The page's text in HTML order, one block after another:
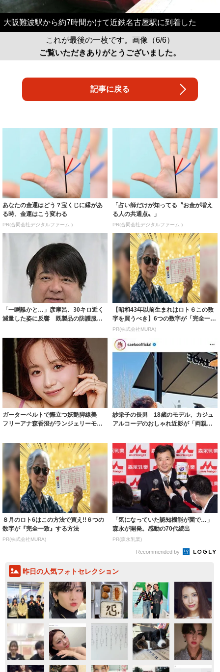
大阪難波駅から約7時間かけて近鉄名古屋駅に到着した
これが最後の一枚です。画像（6/6）
ご覧いただきありがとうございました。
記事に戻る
あなたの金運はどう？宝くじに縁があ
る時、金運はこう変わる
PR(合同会社デジタルファーム )
「占い師だけが知ってる〝お金が増え
る人の共通点〟」
PR(合同会社デジタルファーム )
「一瞬誰かと…」彦摩呂、30キロ近く
減量した姿に反響 既製品の防護服が
【昭和43年以前生まれはロト６この数
字を買うべき】6つの数字が「完全一
致」する方...
PR(株式会社MURA)
ガーターベルトで際立つ妖艶脚線美
フリーアナ森香澄がランジェリーモデ
紗栄子の長男 18歳のモデル、カジュ
アルコーデのおしゃれ近影が「両親の
８月のロト6はこの方法で買え!!６つの
数字が『完全一致』する方法
PR(株式会社MURA)
「気になっていた認知機能が菌で…」
森永が開発。感動の70代続出
PR(森永乳業)
Recommended by
昨日の人気フォトセレクション